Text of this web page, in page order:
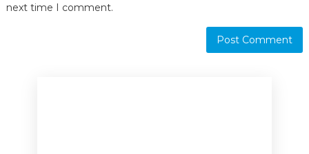
next time I comment.